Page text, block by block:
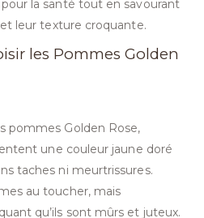
la santé tout en savourant
leur texture croquante.
les Pommes Golden
pommes Golden Rose,
une couleur jaune doré
taches ni meurtrissures.
au toucher, mais
qu’ils sont mûrs et juteux.